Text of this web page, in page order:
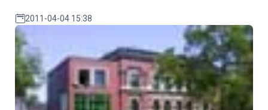
2011-04-04 15:38